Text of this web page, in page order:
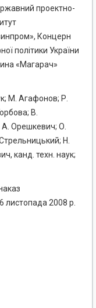
проектно-
Концерн
політики України
«Магарач»
М. Агафонов; Р.
В.
А. Орешкевич; О.
Н.
канд. техн. наук;
листопада 2008 р.